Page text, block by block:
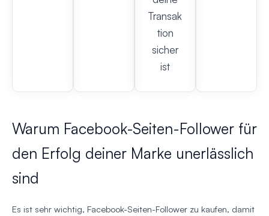
Transak
tion
sicher
ist
Warum Facebook-Seiten-Follower für
den Erfolg deiner Marke unerlässlich
sind
Es ist sehr wichtig, Facebook-Seiten-Follower zu kaufen, damit